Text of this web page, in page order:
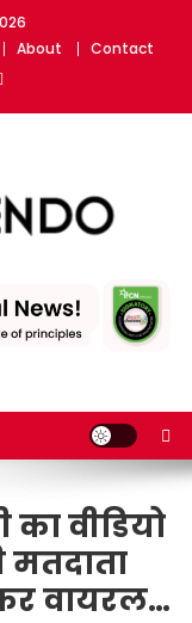
About Contact
का वीडियो
मतदाता
वायरल…